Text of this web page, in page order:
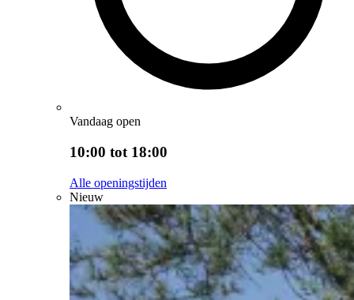
Vandaag open
10:00 tot 18:00
Alle openingstijden
Nieuw